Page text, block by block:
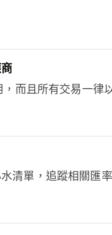
而且所有交易一律
清單，追蹤相關匯